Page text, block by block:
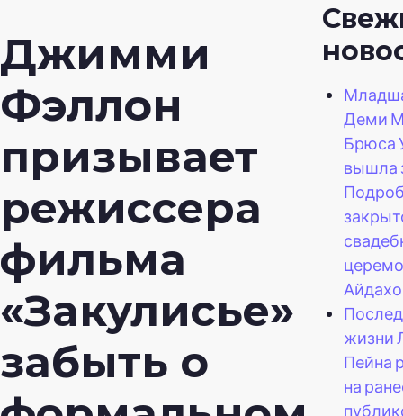
Джимми
Фэллон
призывает
режиссера
фильма
«Закулисье»
забыть о
Деми
Брюса
вышла
жизни
Пейна
на